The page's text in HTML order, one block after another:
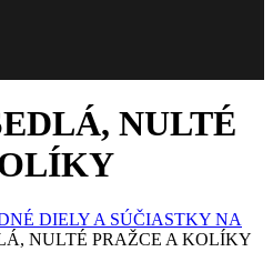
NULTÉ
DIELY A SÚČIASTKY NA
NULTÉ PRAŽCE A KOLÍKY